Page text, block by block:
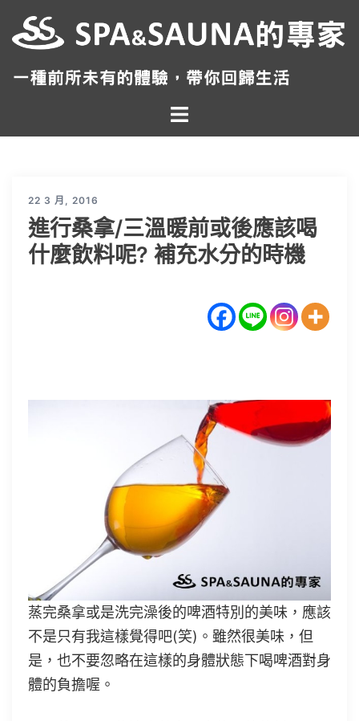
至
Toggle
menu
22 3 月, 2016
進行桑拿/三溫暖前或後應該喝
什麼飲料呢? 補充水分的時機
蒸完桑拿或是洗完澡後的啤酒特別的美味，應該
不是只有我這樣覺得吧(笑)。雖然很美味，但
是，也不要忽略在這樣的身體狀態下喝啤酒對身
體的負擔喔。